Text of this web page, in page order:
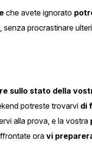
che avete ignorato
, senza procrastinare
sullo stato della
potreste trovarvi di
alla prova, e la vostra
oravi